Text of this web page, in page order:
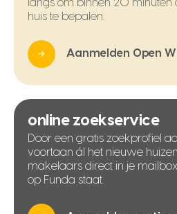
langs om binnen 20
huis te bepalen.
Aanmelden Open
online zoekservice
Door een gratis zoekprofiel
voortaan ál het nieuwe
makelaars direct in je
op Funda staat.